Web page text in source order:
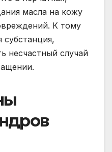
масла на кожу
К тому
несчастный случай